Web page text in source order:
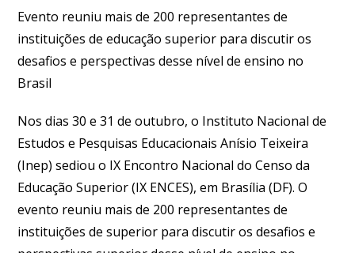
Evento reuniu mais de 200 representantes de
instituições de educação superior para discutir os
desafios e perspectivas desse nível de ensino no
Brasil
Nos dias 30 e 31 de outubro, o Instituto Nacional de
Estudos e Pesquisas Educacionais Anísio Teixeira
(Inep) sediou o IX Encontro Nacional do Censo da
Educação Superior (IX ENCES), em Brasília (DF). O
evento reuniu mais de 200 representantes de
instituições de superior para discutir os desafios e